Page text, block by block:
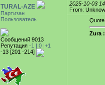
TURAL-AZE
Партизан
Пользователь
Сообщений 9013
Репутация -1 | 0 |+1
-13 [201 -214]
2025-10-03
From:
Quote
Zura :